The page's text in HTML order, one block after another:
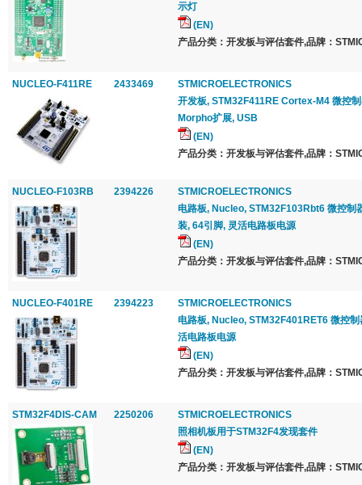
示灯
(EN)
产品分类：开发板与评估套件,品牌：
NUCLEO-F411RE 2433469
STMICROELECTRONICS
开发板, STM32F411RE Cortex-M4 微控
Morpho扩展, USB
(EN)
产品分类：开发板与评估套件,品牌：
NUCLEO-F103RB 2394226
STMICROELECTRONICS
电路板, Nucleo, STM32F103Rbt6 微控制
装, 64引脚, 灵活电路板电源
(EN)
产品分类：开发板与评估套件,品牌：
NUCLEO-F401RE 2394223
STMICROELECTRONICS
电路板, Nucleo, STM32F401RET6 微控
活电路板电源
(EN)
产品分类：开发板与评估套件,品牌：
STM32F4DIS-CAM 2250206
STMICROELECTRONICS
照相机板用于STM32F4发现套件
(EN)
产品分类：开发板与评估套件,品牌：